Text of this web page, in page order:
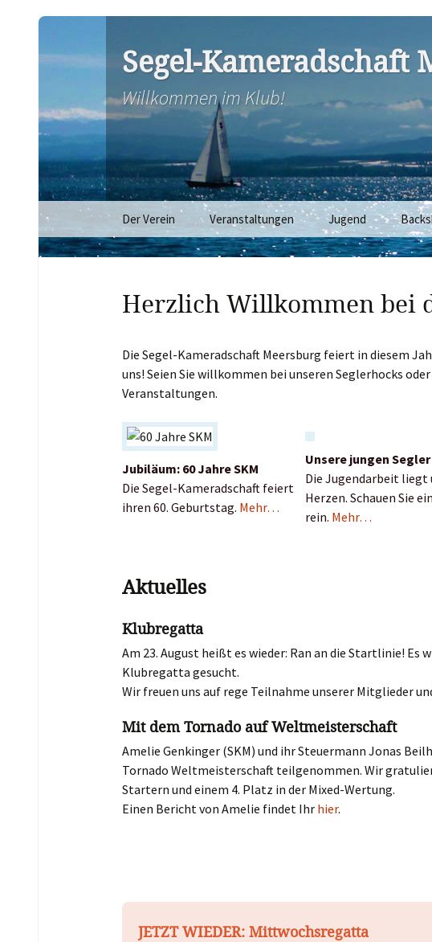
Segel-Kameradschaft
Willkommen im Klub!
Inhalt
springen
Der Verein Veranstaltungen Jugend
Herzlich Willkommen bei
Die Segel-Kameradschaft Meersburg feiert in diesem
uns! Seien Sie willkommen bei unseren Seglerhocks
Veranstaltungen.
Jubiläum: 60 Jahre SKM
Die Segel-Kameradschaft feiert
ihren 60. Geburtstag. Mehr…
Unsere jungen Segler
Die Jugendarbeit liegt
Herzen. Schauen Sie
rein. Mehr…
Aktuelles
Klubregatta
Am 23. August heißt es wieder: Ran an die Startlinie! Es
Klubregatta gesucht.
Wir freuen uns auf rege Teilnahme unserer Mitglieder und
Mit dem Tornado auf Weltmeisterschaft
Amelie Genkinger (SKM) und ihr Steuermann Jonas
Tornado Weltmeisterschaft teilgenommen. Wir
Startern und einem 4. Platz in der Mixed-Wertung.
Einen Bericht von Amelie findet Ihr hier.
JETZT WIEDER: Mittwochsregatta